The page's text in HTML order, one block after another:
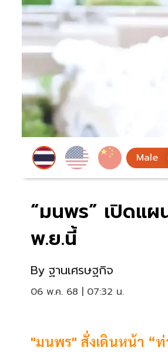
“มนพร” เปิดแ
พ.ย.นี้
By ฐานเศรษฐกิจ
06 พ.ค. 68 | 07:32 น.
"มนพร" สั่งเดินหน้า “ท่